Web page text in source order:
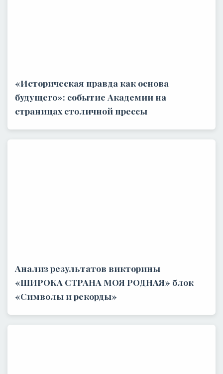
«Историческая правда как основа
будущего»: событие Академии на
страницах столичной прессы
Анализ результатов викторины
«ШИРОКА СТРАНА МОЯ РОДНАЯ» блок
«Символы и рекорды»